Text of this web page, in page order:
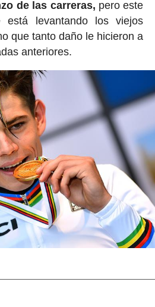
de las carreras, pero este
está levantando los viejos
que tanto daño le hicieron a
anteriores.